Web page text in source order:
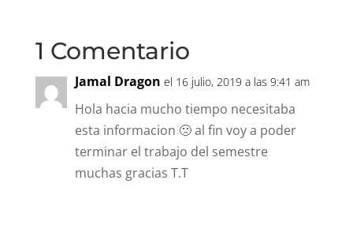
1 Comentario
Jamal Dragon el 16 julio, 2019 a las 9:41 am
Hola hacia mucho tiempo necesitaba
esta informacion 🙁 al fin voy a poder
terminar el trabajo del semestre
muchas gracias T.T